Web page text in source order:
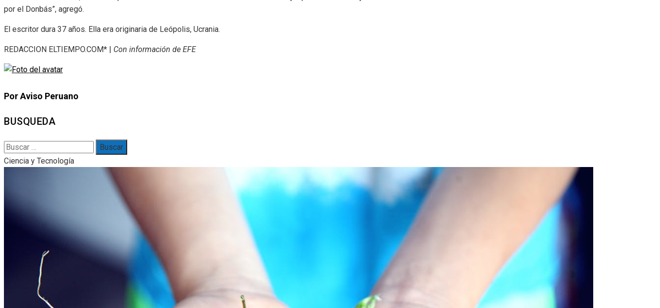
por el Donbás”, agregó.
El escritor dura 37 años. Ella era originaria de Leópolis, Ucrania.
REDACCION ELTIEMPO.COM* | Con información de EFE
Por Aviso Peruano
BUSQUEDA
Buscar:
Ciencia y Tecnología